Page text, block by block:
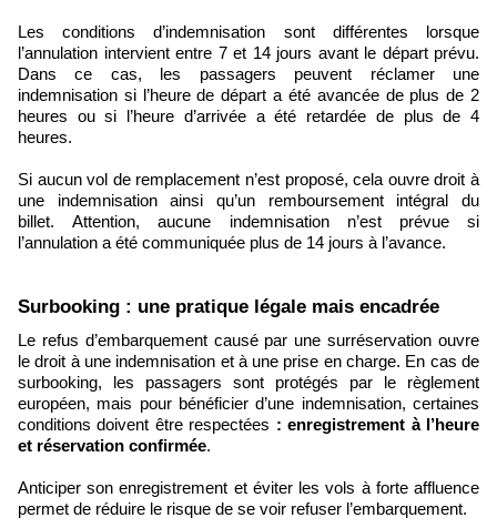
Les conditions d’indemnisation sont différentes lorsque
l’annulation intervient entre 7 et 14 jours avant le départ prévu.
Dans ce cas, les passagers peuvent réclamer une
indemnisation si l’heure de départ a été avancée de plus de 2
heures ou si l’heure d’arrivée a été retardée de plus de 4
heures.
Si aucun vol de remplacement n’est proposé, cela ouvre droit à
une indemnisation ainsi qu’un remboursement intégral du
billet. Attention, aucune indemnisation n’est prévue si
l’annulation a été communiquée plus de 14 jours à l’avance.
Surbooking : une pratique légale mais encadrée
Le refus d’embarquement causé par une surréservation ouvre
le droit à une indemnisation et à une prise en charge. En cas de
surbooking, les passagers sont protégés par le règlement
européen, mais pour bénéficier d’une indemnisation, certaines
conditions doivent être respectées : enregistrement à l’heure
et réservation confirmée.
Anticiper son enregistrement et éviter les vols à forte affluence
permet de réduire le risque de se voir refuser l’embarquement.